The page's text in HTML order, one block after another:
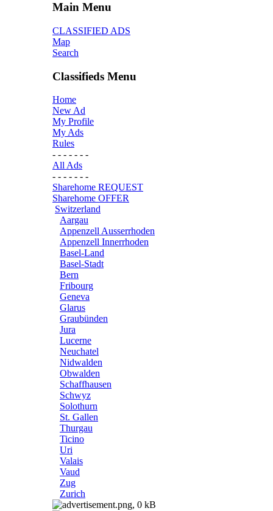
Main Menu
CLASSIFIED ADS
Map
Search
Classifieds Menu
Home
New Ad
My Profile
My Ads
Rules
- - - - - - -
All Ads
- - - - - - -
Sharehome REQUEST
Sharehome OFFER
Switzerland
Aargau
Appenzell Ausserrhoden
Appenzell Innerrhoden
Basel-Land
Basel-Stadt
Bern
Fribourg
Geneva
Glarus
Graubünden
Jura
Lucerne
Neuchatel
Nidwalden
Obwalden
Schaffhausen
Schwyz
Solothurn
St. Gallen
Thurgau
Ticino
Uri
Valais
Vaud
Zug
Zurich